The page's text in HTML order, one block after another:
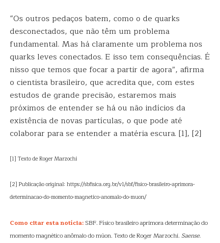
“Os outros pedaços batem, como o de quarks
desconectados, que não têm um problema
fundamental. Mas há claramente um problema nos
quarks leves conectados. E isso tem consequências. É
nisso que temos que focar a partir de agora”, afirma
o cientista brasileiro, que acredita que, com estes
estudos de grande precisão, estaremos mais
próximos de entender se há ou não indícios da
existência de novas partículas, o que pode até
colaborar para se entender a matéria escura. [1], [2]
[1] Texto de Roger Marzochi
[2] Publicação original: https://sbfisica.org.br/v1/sbf/fisico-brasileiro-aprimora-
determinacao-do-momento-magnetico-anomalo-do-muon/
Como citar esta notícia: SBF. Físico brasileiro aprimora determinação do
momento magnético anômalo do múon. Texto de Roger Marzochi. Saense.